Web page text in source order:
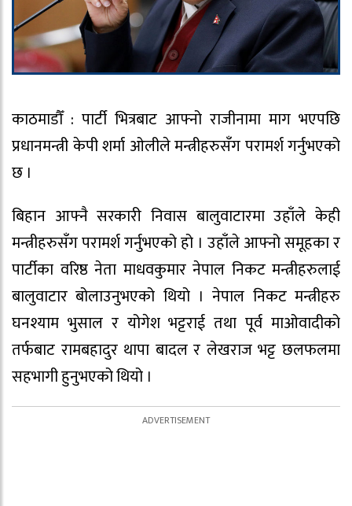
काठमाडौँ : पार्टी भित्रबाट आफ्नो राजीनामा माग भएपछि
प्रधानमन्त्री केपी शर्मा ओलीले मन्त्रीहरुसँग परामर्श गर्नुभएको
छ ।
बिहान आफ्नै सरकारी निवास बालुवाटारमा उहाँले केही
मन्त्रीहरुसँग परामर्श गर्नुभएको हो । उहाँले आफ्नो समूहका र
पार्टीका वरिष्ठ नेता माधवकुमार नेपाल निकट मन्त्रीहरुलाई
बालुवाटार बोलाउनुभएको थियो । नेपाल निकट मन्त्रीहरु
घनश्याम भुसाल र योगेश भट्टराई तथा पूर्व माओवादीको
तर्फबाट रामबहादुर थापा बादल र लेखराज भट्ट छलफलमा
सहभागी हुनुभएको थियो ।